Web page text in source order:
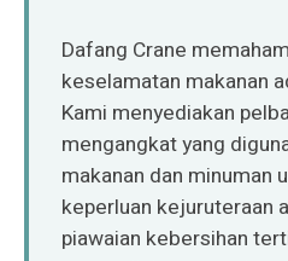
Dafang Crane
keselamatan makanan
Kami menyediakan
mengangkat yang
makanan dan minuman
keperluan kejuruteraan
piawaian kebersihan